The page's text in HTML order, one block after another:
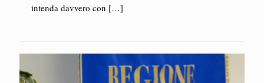
intenda davvero con […]